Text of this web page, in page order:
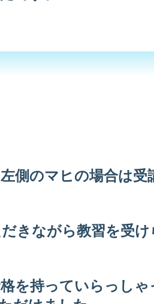
側のマヒの場合は受
きながら教習を受
を持っていらっし